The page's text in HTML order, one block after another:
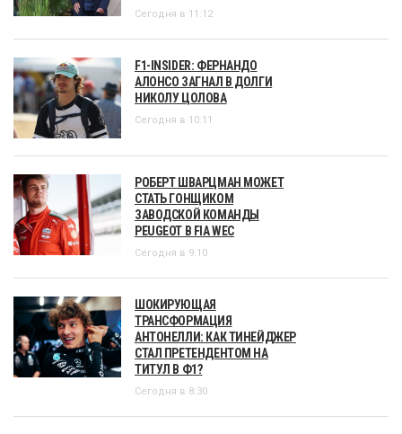
Сегодня в 11:12
F1-INSIDER: ФЕРНАНДО
АЛОНСО ЗАГНАЛ В ДОЛГИ
НИКОЛУ ЦОЛОВА
Сегодня в 10:11
РОБЕРТ ШВАРЦМАН МОЖЕТ
СТАТЬ ГОНЩИКОМ
ЗАВОДСКОЙ КОМАНДЫ
PEUGEOT В FIA WEC
Сегодня в 9:10
ШОКИРУЮЩАЯ
ТРАНСФОРМАЦИЯ
АНТОНЕЛЛИ: КАК ТИНЕЙДЖЕР
СТАЛ ПРЕТЕНДЕНТОМ НА
ТИТУЛ В Ф1?
Сегодня в 8:30